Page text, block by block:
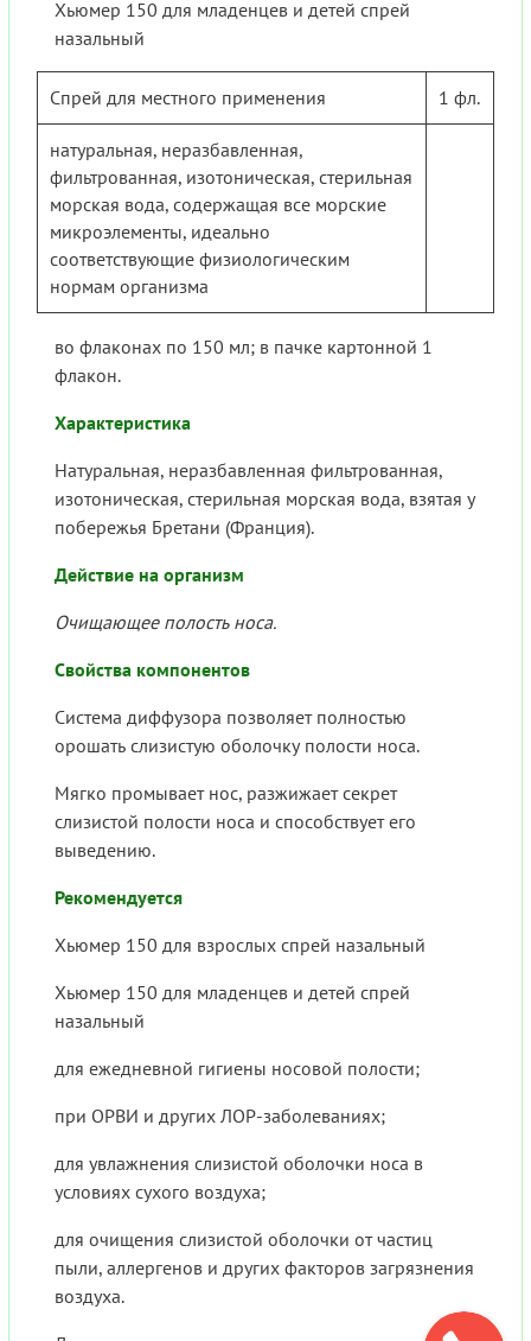
Хьюмер 150 для младенцев и детей спрей
назальный
Спрей для местного применения 1 фл.
натуральная, неразбавленная,
фильтрованная, изотоническая, стерильная
морская вода, содержащая все морские
микроэлементы, идеально
соответствующие физиологическим
нормам организма
во флаконах по 150 мл; в пачке картонной 1
флакон.
Характеристика
Натуральная, неразбавленная фильтрованная,
изотоническая, стерильная морская вода, взятая у
побережья Бретани (Франция).
Действие на организм
Очищающее полость носа.
Свойства компонентов
Система диффузора позволяет полностью
орошать слизистую оболочку полости носа.
Мягко промывает нос, разжижает секрет
слизистой полости носа и способствует его
выведению.
Рекомендуется
Хьюмер 150 для взрослых спрей назальный
Хьюмер 150 для младенцев и детей спрей
назальный
для ежедневной гигиены носовой полости;
при ОРВИ и других ЛОР-заболеваниях;
для увлажнения слизистой оболочки носа в
условиях сухого воздуха;
для очищения слизистой оболочки от частиц
пыли, аллергенов и других факторов загрязнения
воздуха.